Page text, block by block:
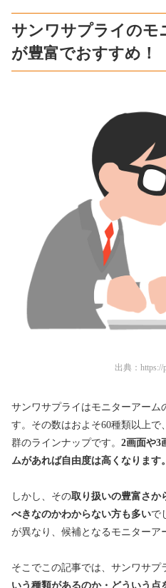
サンワサプライのモ
が豊富でおすすめ！
出典： https://
サンワサプライはモニターアーム
す。その数はおよそ60種類以上
群のラインナップです。 2画面や3
ムがあれば自由度は高くなります。
しかし、その取り扱いの豊富さか
べきなのかわからない方も多いで
が異なり、候補となるモニターア
そこでこの記事では、サンワサプ
いう種類があるのか・どういう点